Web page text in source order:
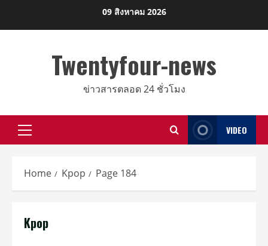
09 สิงหาคม 2026
Twentyfour-news
ข่าวสารตลอด 24 ชั่วโมง
Primary
VIDEO
Home Kpop Page 184
Kpop